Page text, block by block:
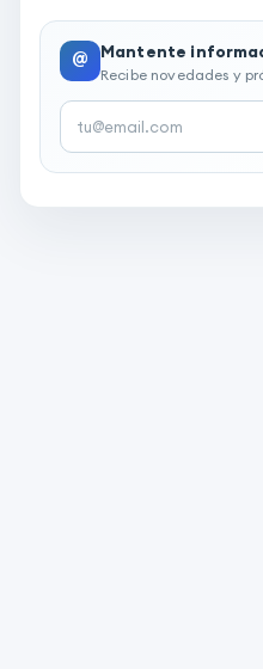
@ Mantente
Recibe novedades y